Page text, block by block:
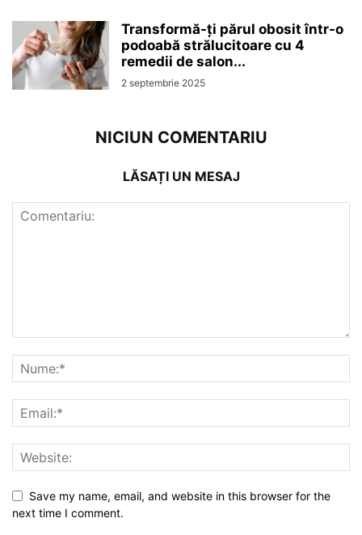
Transformă-ți părul obosit într-o
podoabă strălucitoare cu 4
remedii de salon...
2 septembrie 2025
NICIUN COMENTARIU
LĂSAȚI UN MESAJ
Save my name, email, and website in this browser for the
next time I comment.